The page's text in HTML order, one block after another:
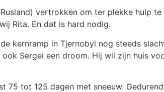
vertrokken om ter plekke hulp
Rita. En dat is hard nodig.
kernramp in Tjernobyl nog steeds
Sergei een droom. Hij wil zijn huis
75 tot 125 dagen met sneeuw.